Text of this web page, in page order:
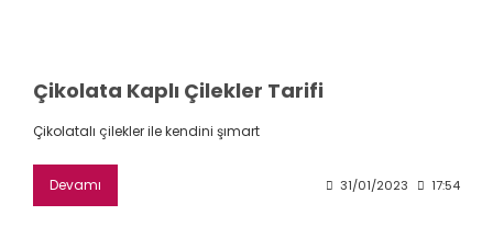
Çikolata Kaplı Çilekler Tarifi
Çikolatalı çilekler ile kendini şımart
Devamı 31/01/2023 17:54